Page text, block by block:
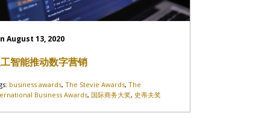
August 13, 2020
智能推动数字营销
business awards,The Stevie Awards,The
Business Awards,国际商务大奖, 史蒂夫奖